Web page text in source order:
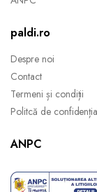
paldi.ro
Despre noi
Contact
Termeni și condiții
Politcă de
ANPC